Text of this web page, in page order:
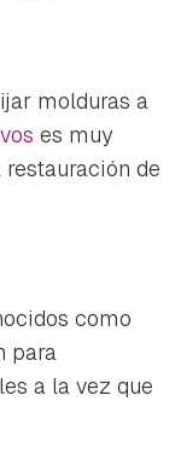
molduras a
es muy
de
como
para
a la vez que